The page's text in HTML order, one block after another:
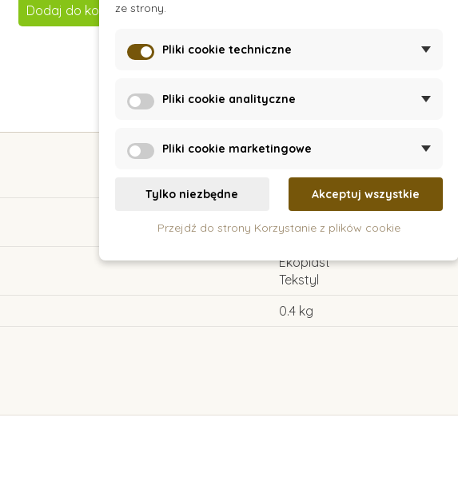
Dodaj do koszyka
Nowość
1 - 2 lata
2 - 3 lata
Ekoplast
Tekstyl
0.4 kg
ze strony.
Pliki cookie techniczne
Pliki cookie analityczne
Pliki cookie marketingowe
Tylko niezbędne Akceptuj wszystkie
Przejdź do strony Korzystanie z plików cookie